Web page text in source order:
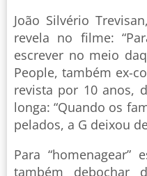
João Silvério
revela no filme:
escrever no meio
People, também ex-
revista por 10 anos,
longa: “Quando os
pelados, a G deixou
Para
também debochar